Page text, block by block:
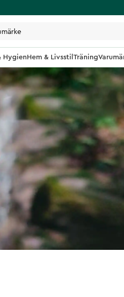
HygienHem & Livsstil Träning